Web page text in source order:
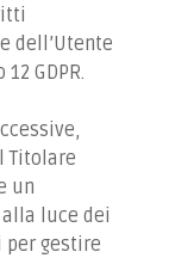
dell’Utente
GDPR.
Titolare
un
luce dei
gestire